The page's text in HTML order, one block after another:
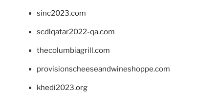
sinc2023.com
scdlqatar2022-qa.com
thecolumbiagrill.com
provisionscheeseandwineshoppe.com
khedi2023.org